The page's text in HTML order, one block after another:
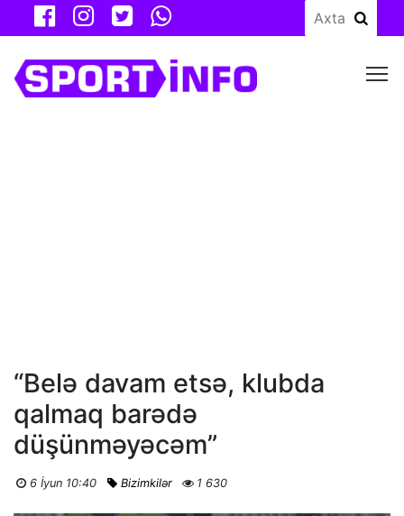
“Belə davam etsə, klubda
qalmaq barədə
düşünməyəcəm”
6 İyun 10:40 Bizimkilər 1 630